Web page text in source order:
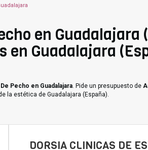
en Guadalajara
en Guadalajara
Pecho en Guadalajara. Pide un presupuesto de
la estética de Guadalajara (España).
DORSIA CLINICAS DE